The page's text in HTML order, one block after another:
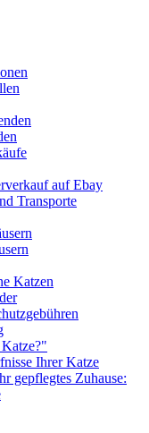
auf Ebay
Transporte
Katzen
Ihrer Katze
gepflegtes Zuhause: